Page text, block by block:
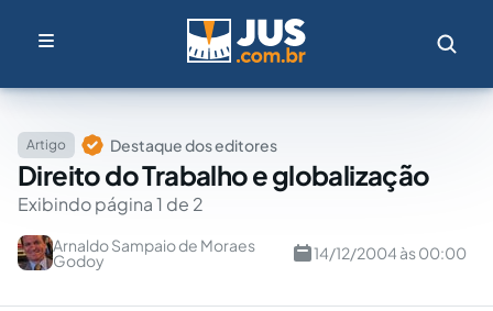
Artigo Destaque dos editores
Direito do Trabalho e globalização
Exibindo página 1 de 2
Arnaldo Sampaio de Moraes
Godoy 14/12/2004 às 00:00